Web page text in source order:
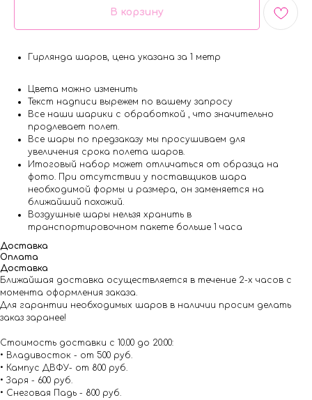
В корзину
Гирлянда шаров, цена указана за 1 метр
Цвета можно изменить
Текст надписи вырежем по вашему запросу
Все наши шарики с обработкой , что значительно
продлевает полет.
Все шары по предзаказу мы просушиваем для
увеличения срока полета шаров.
Итоговый набор может отличаться от образца на
фото. При отсутствии у поставщиков шара
необходимой формы и размера, он заменяется на
ближайший похожий.
Воздушные шары нельзя хранить в
транспортировочном пакете больше 1 часа
Доставка
Оплата
Доставка
Ближайшая доставка осуществляется в течение 2-х часов с
момента оформления заказа.
Для гарантии необходимых шаров в наличии просим делать
заказ заранее!
Стоимость доставки с 10.00 до 20:00:
• Владивосток - от 500 руб.
• Кампус ДВФУ- от 800 руб.
• Заря - 600 руб.
• Снеговая Падь - 800 руб.